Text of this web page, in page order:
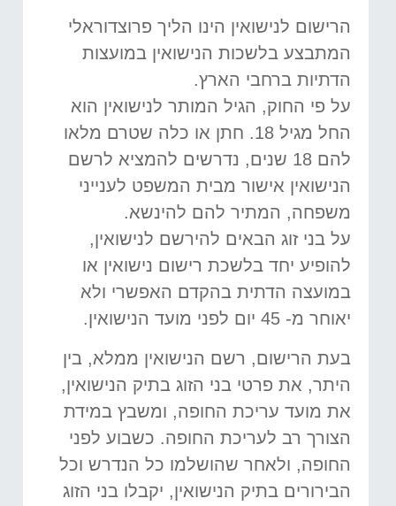
הרישום לנישואין הינו הליך פרוצדוראלי
המתבצע בלשכות הנישואין במועצות
הדתיות ברחבי הארץ.
על פי החוק, הגיל המותר לנישואין הוא
החל מגיל 18. חתן או כלה שטרם מלאו
להם 18 שנים, נדרשים להמציא לרשם
הנישואין אישור מבית המשפט לענייני
משפחה, המתיר להם להינשא.
על בני זוג הבאים להירשם לנישואין,
להופיע יחד בלשכת רישום נישואין או
במועצה הדתית בהקדם האפשרי ולא
יאוחר מ- 45 יום לפני מועד הנישואין.
בעת הרישום, רשם הנישואין ממלא, בין
היתר, את פרטי בני הזוג בתיק הנישואין,
את מועד עריכת החופה, ומשבץ במידת
הצורך רב לעריכת החופה. כשבוע לפני
החופה, ולאחר שהושלמו כל הנדרש וכל
הבירורים בתיק הנישואין, יקבלו בני הזוג